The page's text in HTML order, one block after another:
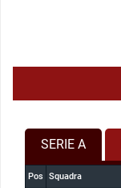
SERIE A
Pos Squadra